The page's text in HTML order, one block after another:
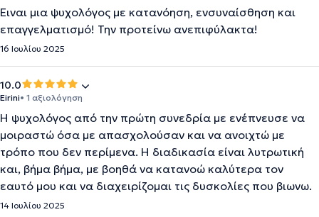
Ειναι μια ψυχολόγος με κατανόηση, ενσυναίσθηση και
επαγγελματισμό! Την προτείνω ανεπιφύλακτα!
16 Ιουλίου 2025
10.0
Eirini• 1 αξιολόγηση
Η ψυχολόγος από την πρώτη συνεδρία με ενέπνευσε να
μοιραστώ όσα με απασχολούσαν και να ανοιχτώ με
τρόπο που δεν περίμενα. Η διαδικασία είναι λυτρωτική
και, βήμα βήμα, με βοηθά να κατανοώ καλύτερα τον
εαυτό μου και να διαχειρίζομαι τις δυσκολίες που βιωνω.
14 Ιουλίου 2025